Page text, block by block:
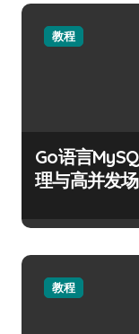
教程
Go语言
理与高并发
教程